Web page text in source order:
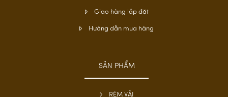
Giao hàng lắp đặt
Hướng dẫn mua hàng
SẢN PHẨM
RÈM VẢI